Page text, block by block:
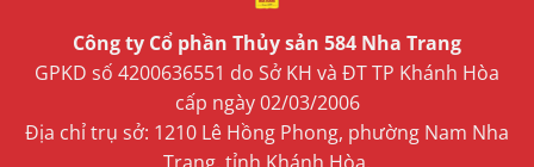
Công ty Cổ phần Thủy sản 584 Nha Trang
GPKD số 4200636551 do Sở KH và ĐT TP Khánh Hòa
cấp ngày 02/03/2006
Địa chỉ trụ sở: 1210 Lê Hồng Phong, phường Nam Nha